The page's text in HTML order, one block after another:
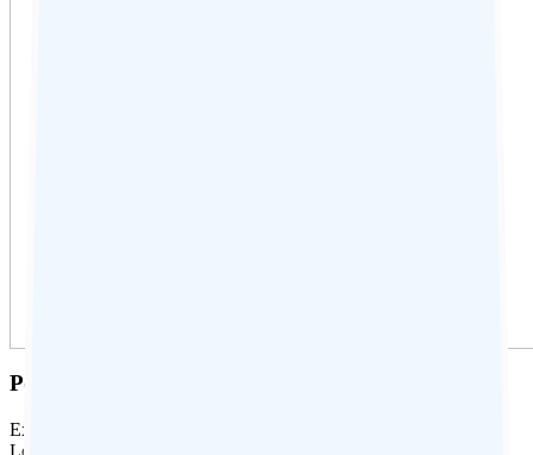
Points forts d’Amritsar
Explorez Amritsar, dont le nom signifie « bassin de nectar sacré ».
Le lieu est le centre spirituel et culturel de la religion sikh et a été